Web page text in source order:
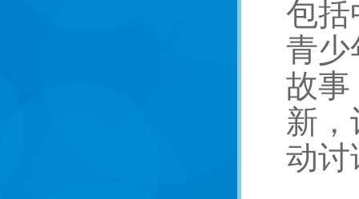
包括
青少
故事
新
动讨